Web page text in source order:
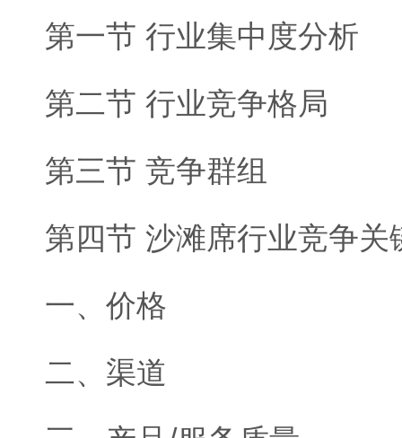
第一节 行业集中度分析
第二节 行业竞争格局
第三节 竞争群组
第四节 沙滩席行业竞争关
一、价格
二、渠道